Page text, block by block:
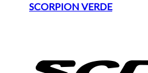
SCORPION VERDE